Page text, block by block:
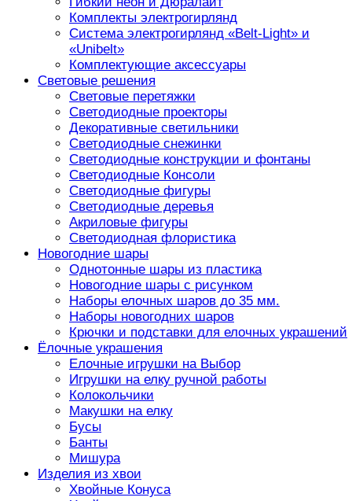
Комплекты электрогирлянд
Система электрогирлянд «Belt-Light» и
«Unibelt»
Комплектующие аксессуары
Световые решения
Световые перетяжки
Светодиодные проекторы
Декоративные светильники
Светодиодные снежинки
Светодиодные конструкции и фонтаны
Светодиодные Консоли
Светодиодные фигуры
Светодиодные деревья
Акриловые фигуры
Светодиодная флористика
Новогодние шары
Однотонные шары из пластика
Новогодние шары с рисунком
Наборы елочных шаров до 35 мм.
Наборы новогодних шаров
Крючки и подставки для елочных украшений
Ёлочные украшения
Елочные игрушки на Выбор
Игрушки на елку ручной работы
Колокольчики
Макушки на елку
Бусы
Банты
Мишура
Изделия из хвои
Хвойные Конуса